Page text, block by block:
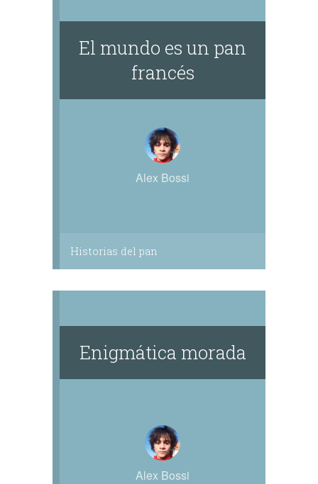
El mundo es un pan
francés
Alex Bossi
Historias del pan
Enigmática morada
Alex Bossi